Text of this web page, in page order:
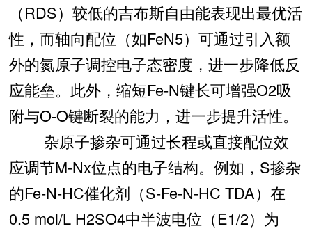
（RDS）较低的吉布斯自由能表现出最优活
性，而轴向配位（如FeN5）可通过引入额
外的氮原子调控电子态密度，进一步降低反
应能垒。此外，缩短Fe-N键长可增强O2吸
附与O-O键断裂的能力，进一步提升活性。
杂原子掺杂可通过长程或直接配位效
应调节M-Nx位点的电子结构。例如，S掺杂
的Fe-N-HC催化剂（S-Fe-N-HC TDA）在
0.5 mol/L H2SO4中半波电位（E1/2）为